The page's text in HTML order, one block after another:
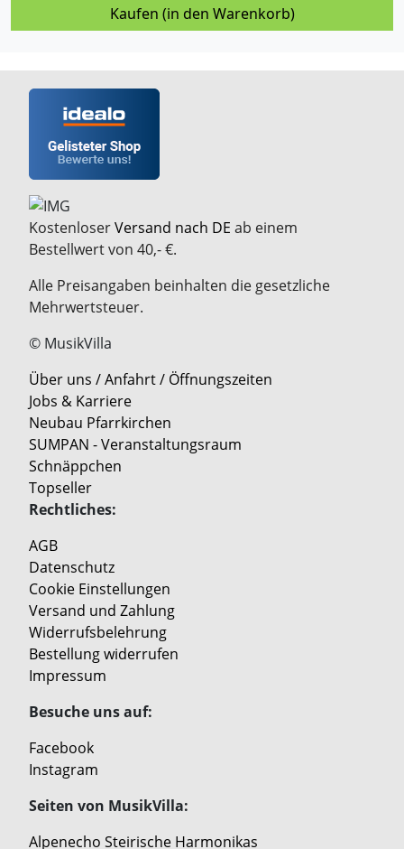
Kaufen (in den Warenkorb)
KostenloserVersand nach DE ab einem
Bestellwert von 40,- €.
Alle Preisangaben beinhalten die gesetzliche
Mehrwertsteuer.
© MusikVilla
Über uns / Anfahrt / Öffnungszeiten
Jobs & Karriere
Neubau Pfarrkirchen
SUMPAN - Veranstaltungsraum
Schnäppchen
Topseller
Rechtliches:
AGB
Datenschutz
Cookie Einstellungen
Versand und Zahlung
Widerrufsbelehrung
Bestellung widerrufen
Impressum
Besuche uns auf:
Facebook
Instagram
Seiten von MusikVilla:
Alpenecho Steirische Harmonikas